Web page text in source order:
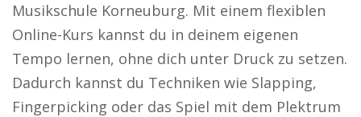
Musikschule Korneuburg. Mit einem flexiblen
Online-Kurs kannst du in deinem eigenen
Tempo lernen, ohne dich unter Druck zu setzen.
Dadurch kannst du Techniken wie Slapping,
Fingerpicking oder das Spiel mit dem Plektrum